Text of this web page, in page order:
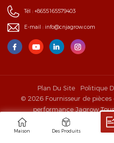
Tél : +8655165579403
E-mail : info@cnjagrow.com
Plan Du Site Politique
© 2026 Fournisseur de
performance Jagrow
IPv6 RÉSEAU PRIS
Maison Des Produits